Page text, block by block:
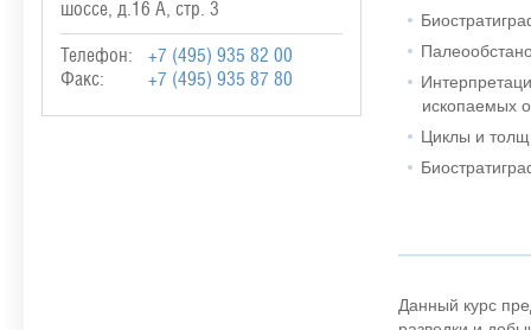
шоссе, д.16 А, стр. 3
Телефон:
+7 (495) 935 82 00
Факс:
+7 (495) 935 87 80
ископаемых
Циклы и
Данный курс